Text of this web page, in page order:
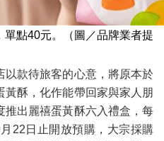
點40元。（圖／品牌業者提
以款待旅客的心意，將原本於
酥，化作能帶回家與家人朋
推出麗禧蛋黃酥六入禮盒，每
22日止開放預購，大宗採購